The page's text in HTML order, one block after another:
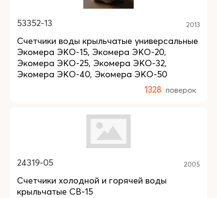
53352-13 2013
Счетчики воды крыльчатые универсальные
Экомера ЭКО-15, Экомера ЭКО-20,
Экомера ЭКО-25, Экомера ЭКО-32,
Экомера ЭКО-40, Экомера ЭКО-50
1328 поверок
24319-05 2005
Счетчики холодной и горячей воды
крыльчатые СВ-15